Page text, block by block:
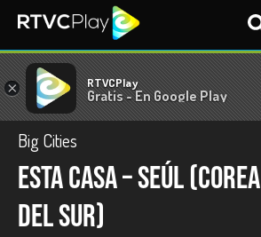
× RTVCPlay
Gratis - En Google Play
Big Cities
Esta casa – Seúl (Corea
del Sur)